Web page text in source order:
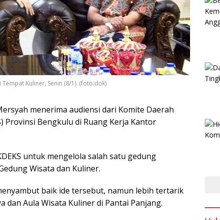
Kuliner, Senin (8/1). (foto:dok)
menerima audiensi dari Komite Daerah
Provinsi Bengkulu di Ruang Kerja Kantor
untuk mengelola salah satu gedung
Wisata dan Kuliner.
baik ide tersebut, namun lebih tertarik
Aula Wisata Kuliner di Pantai Panjang.